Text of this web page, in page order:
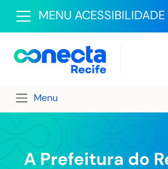
MENU ACESSIBILIDADE
Menu